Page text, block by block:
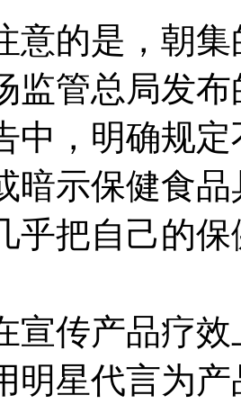
的是，朝集
监管总局发
中，明确规
暗示保健食
乎把自己的
传产品疗效
明星代言为